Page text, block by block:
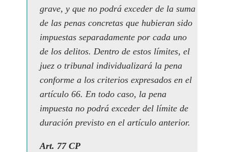
grave, y que no podrá exceder de la suma
de las penas concretas que hubieran sido
impuestas separadamente por cada uno
de los delitos. Dentro de estos límites, el
juez o tribunal individualizará la pena
conforme a los criterios expresados en el
artículo 66. En todo caso, la pena
impuesta no podrá exceder del límite de
duración previsto en el artículo anterior.
Art. 77 CP